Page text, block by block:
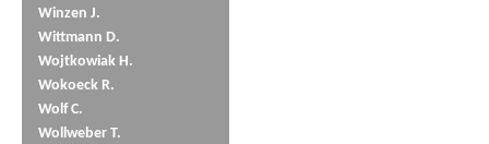
Winzen J.
Wittmann D.
Wojtkowiak H.
Wokoeck R.
Wolf C.
Wollweber T.